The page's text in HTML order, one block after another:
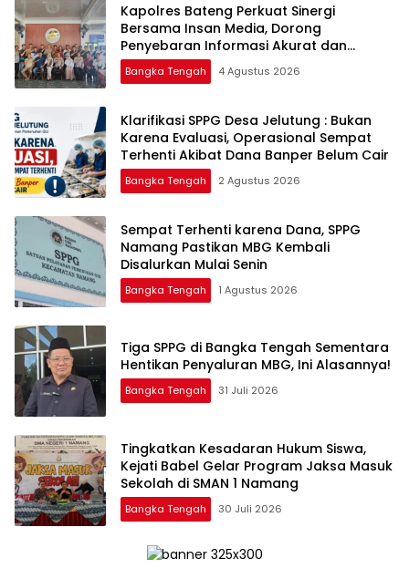
‎Kapolres Bateng Perkuat Sinergi
Bersama Insan Media, Dorong
Penyebaran Informasi Akurat dan
Layanan Polri 110
Bangka Tengah 4 Agustus 2026
‎Klarifikasi SPPG Desa Jelutung : Bukan
Karena Evaluasi, Operasional Sempat
Terhenti Akibat Dana Banper Belum Cair
Bangka Tengah 2 Agustus 2026
‎Sempat Terhenti karena Dana, SPPG
Namang Pastikan MBG Kembali
Disalurkan Mulai Senin
Bangka Tengah 1 Agustus 2026
‎Tiga SPPG di Bangka Tengah Sementara
Bangka Tengah 31 Juli 2026
Tingkatkan Kesadaran Hukum Siswa,
Kejati Babel Gelar Program Jaksa Masuk
Sekolah di SMAN 1 Namang
Bangka Tengah 30 Juli 2026